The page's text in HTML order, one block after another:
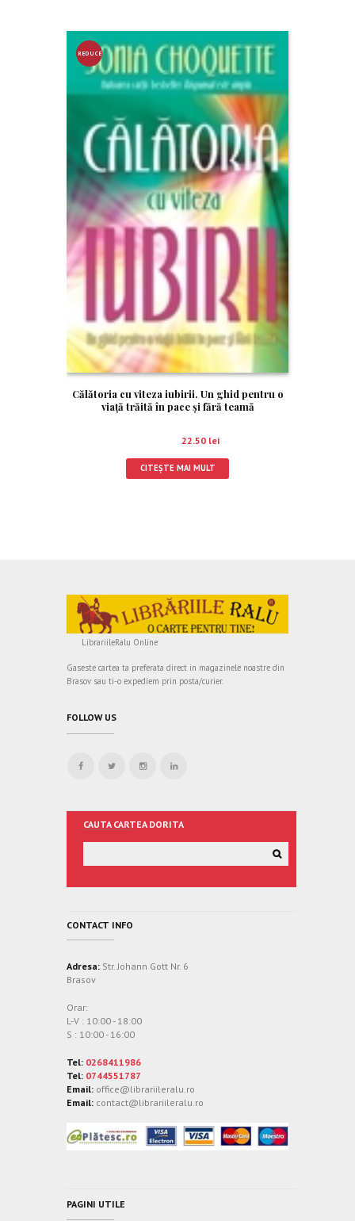
REDUCE
RE!
Călătoria cu viteza iubirii. Un ghid pentru o
viaţă trăită în pace şi fără teamă
22.50 lei
CITEȘTE MAI MULT
LibrariileRalu Online
Gaseste cartea ta preferata direct in magazinele noastre din
Brasov sau ti-o expediem prin posta/curier.
FOLLOW US
CAUTA CARTEA DORITA
CONTACT INFO
Adresa: Str. Johann Gott Nr. 6
Brasov
Orar:
L-V : 10:00 - 18:00
S : 10:00 - 16:00
Tel: 0268411986
Tel: 0744551787
Email: office@librariileralu.ro
Email: contact@librariileralu.ro
PAGINI UTILE